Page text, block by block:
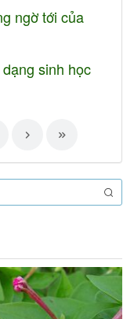
ngờ tới của
sinh học